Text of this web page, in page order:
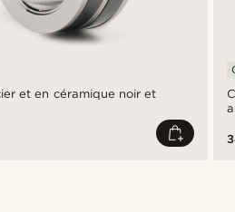
et en céramique noir et